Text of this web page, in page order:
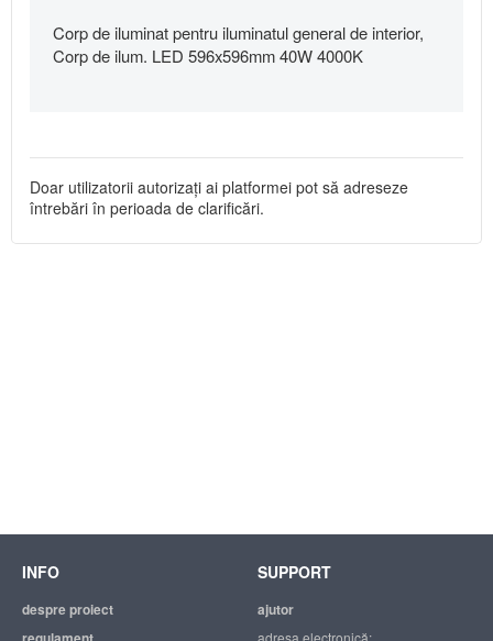
Corp de iluminat pentru iluminatul general de interior,
Corp de ilum. LED 596x596mm 40W 4000K
Doar utilizatorii autorizați ai platformei pot să adreseze
întrebări în perioada de clarificări.
INFO
despre proiect
SUPPORT
ajutor
adresa electronică: